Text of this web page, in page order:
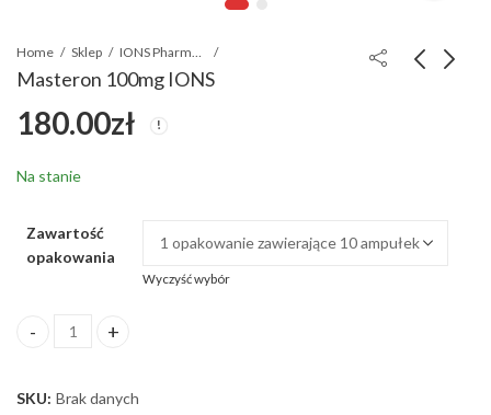
Home Sklep IONS Pharmacy
Masteron 100mg IONS
180.00zł
Na stanie
Zawartość
opakowania
Wyczyść wybór
Masteron 100mg IONS ilość
SKU: Brak danych